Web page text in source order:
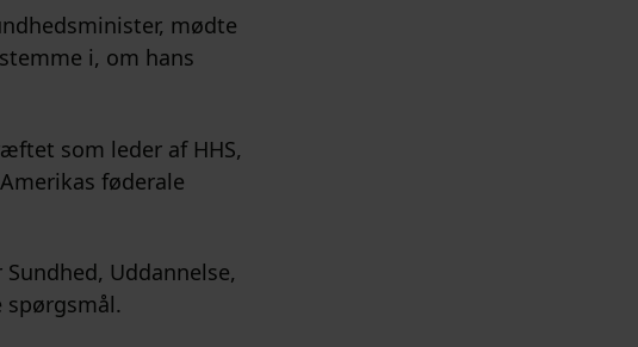
mødte
i, om hans
som leder af HHS,
føderale
Uddannelse,
spørgsmål.